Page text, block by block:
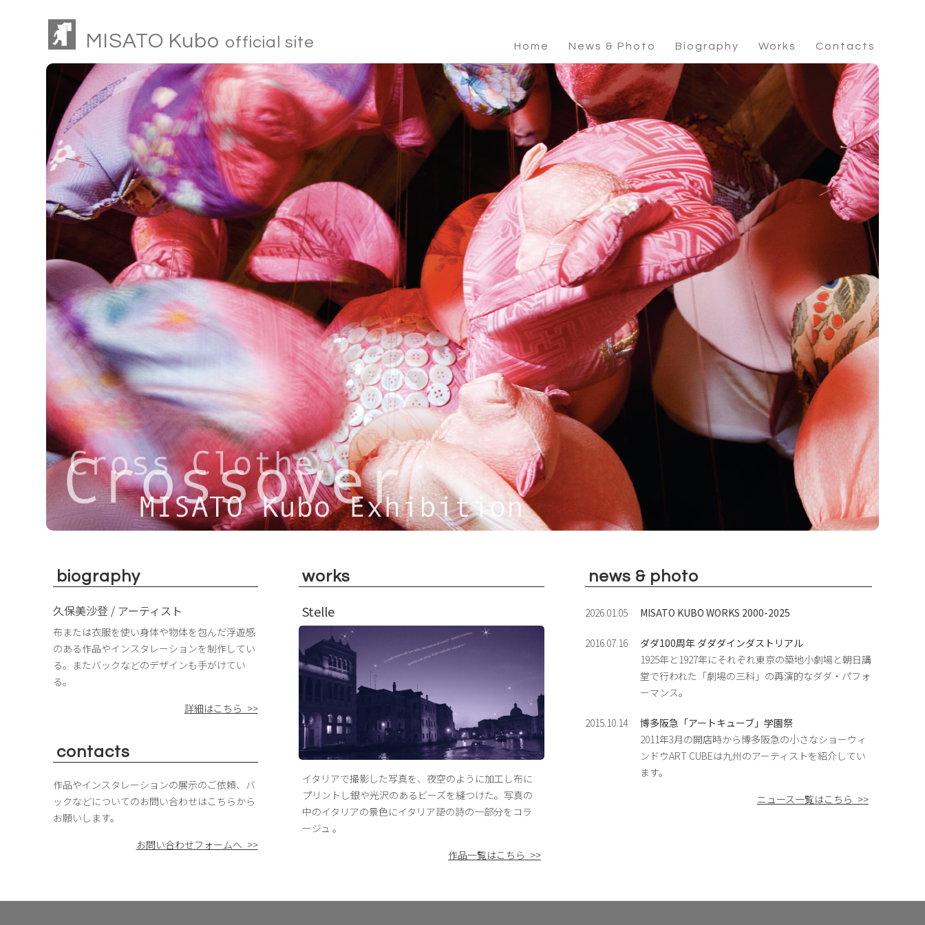
MISATO Kubo official site Home News & Photo Biography Works Contacts
biography
久保美沙登 / アーティスト
布または衣服を使い身体や物体を包んだ浮遊感
のある作品やインスタレーションを制作してい
る。またバックなどのデザインも手がけてい
る。
詳細はこちら >>
contacts
作品やインスタレーションの展示のご依頼、バ
ックなどについてのお問い合わせはこちらから
お願いします。
お問い合わせフォームへ >>
works
Stelle
イタリアで撮影した写真を、夜空のように加工し布に
プリントし銀や光沢のあるビーズを縫つけた。写真の
中のイタリアの景色にイタリア語の詩の一部分をコラ
ージュ 。
作品一覧はこちら >>
news & photo
2026.01.05 MISATO KUBO WORKS 2000-2025
2016.07.16
ダダ100周年 ダダダインダストリアル
1925年と1927年にそれぞれ東京の築地小劇場と朝日講
堂で行われた「劇場の三科」の再演的なダダ・パフォ
ーマンス。
2015.10.14
博多阪急「アートキューブ」学園祭
2011年3月の開店時から博多阪急の小さなショーウィ
ンドウART CUBEは九州のアーティストを紹介してい
ます。
ニュース一覧はこちら >>